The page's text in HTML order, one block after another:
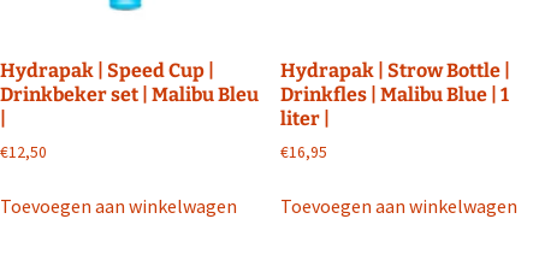
Hydrapak | Speed Cup |
Drinkbeker set | Malibu Bleu
€12,50
Toevoegen aan winkelwagen
Hydrapak | Strow Bottle |
Drinkfles | Malibu Blue | 1
liter |
€16,95
Toevoegen aan winkelwagen